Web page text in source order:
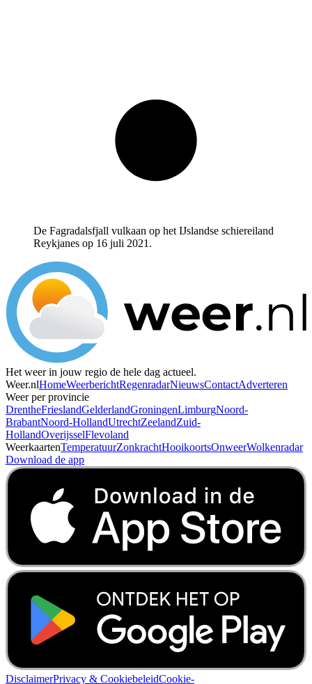
De Fagradalsfjall vulkaan op het IJslandse schiereiland
Reykjanes op 16 juli 2021.
Het weer in jouw regio de hele dag actueel.
Weer.nlHomeWeerberichtRegenradarNieuwsContactAdverteren
Weer per provincie
DrentheFrieslandGelderlandGroningenLimburgNoord-
BrabantNoord-HollandUtrechtZeelandZuid-
HollandOverijsselFlevoland
WeerkaartenTemperatuurZonkrachtHooikoortsOnweerWolkenradar
Download de app
DisclaimerPrivacy & CookiebeleidCookie-